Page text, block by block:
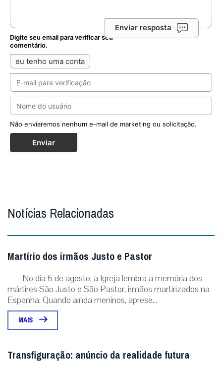
Enviar resposta
Digite seu email para verificar seu
comentário.
eu tenho uma conta
Não enviaremos nenhum e-mail de marketing ou solicitação.
Enviar
Notícias Relacionadas
Martírio dos irmãos Justo e Pastor
No dia 6 de agosto, a Igreja lembra a memória dos
mártires São Justo e São Pastor, irmãos martirizados na
Espanha. Quando ainda meninos, aprese...
MAIS
Transfiguração: anúncio da realidade futura